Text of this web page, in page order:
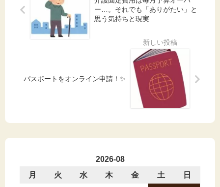
スラ
ン」
が想
た。
ー…。それでも「ありがたい」と
思う気持ちと現実
パスポートをオンライン申請！✨
2026-08
月
火 水 木 金 土
日